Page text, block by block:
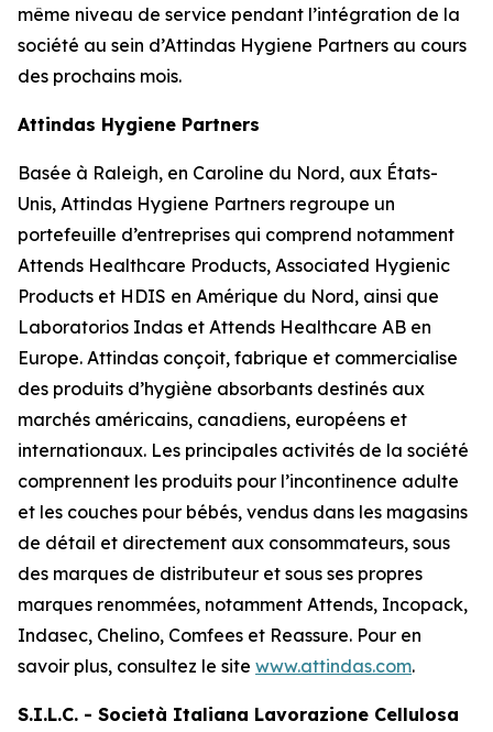
même niveau de service pendant l’intégration de la
société au sein d’Attindas Hygiene Partners au cours
des prochains mois.
Attindas Hygiene Partners
Basée à Raleigh, en Caroline du Nord, aux États-
Unis, Attindas Hygiene Partners regroupe un
portefeuille d’entreprises qui comprend notamment
Attends Healthcare Products, Associated Hygienic
Products et HDIS en Amérique du Nord, ainsi que
Laboratorios Indas et Attends Healthcare AB en
Europe. Attindas conçoit, fabrique et commercialise
des produits d’hygiène absorbants destinés aux
marchés américains, canadiens, européens et
internationaux. Les principales activités de la société
comprennent les produits pour l’incontinence adulte
et les couches pour bébés, vendus dans les magasins
de détail et directement aux consommateurs, sous
des marques de distributeur et sous ses propres
marques renommées, notamment Attends, Incopack,
Indasec, Chelino, Comfees et Reassure. Pour en
savoir plus, consultez le site www.attindas.com.
S.I.L.C. - Società Italiana Lavorazione Cellulosa